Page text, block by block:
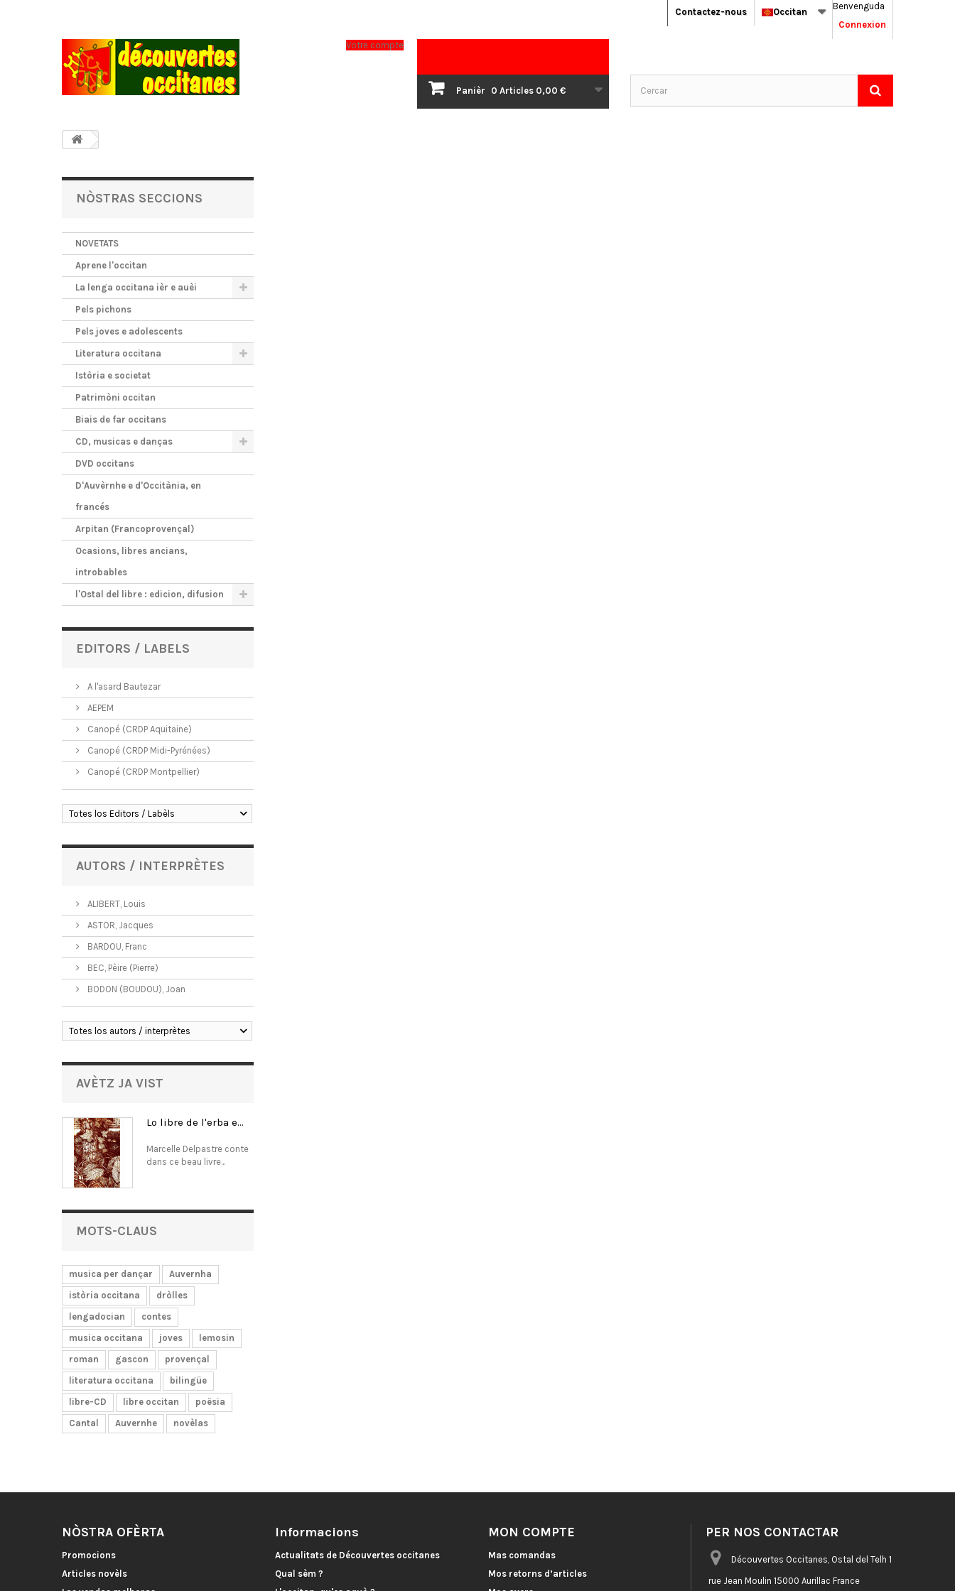
Benvenguda
Connexion
Occitan
Contactez-nous
Panièr 0 Articles 0,00 €
Votre compte
NÒSTRAS SECCIONS
NOVETATS
Aprene l'occitan
La lenga occitana ièr e auèi
Pels pichons
Pels joves e adolescents
Literatura occitana
Istòria e societat
Patrimòni occitan
Biais de far occitans
CD, musicas e danças
DVD occitans
D'Auvèrnhe e d'Occitània, en
francés
Arpitan (Francoprovençal)
Ocasions, libres ancians,
introbables
l'Ostal del libre : edicion, difusion
EDITORS / LABELS
A l'asard Bautezar
AEPEM
Canopé (CRDP Aquitaine)
Canopé (CRDP Midi-Pyrénées)
Canopé (CRDP Montpellier)
Totes los Editors / Labèls
AUTORS / INTERPRÈTES
ALIBERT, Louis
ASTOR, Jacques
BARDOU, Franc
BEC, Pèire (Pierre)
BODON (BOUDOU), Joan
Totes los autors / interprètes
AVÈTZ JA VIST
Lo libre de l'erba e...
Marcelle Delpastre conte
dans ce beau livre...
MOTS-CLAUS
musica per dançar
Auvernha
istòria occitana
dròlles
lengadocian
contes
musica occitana
joves
lemosin
roman
gascon
provençal
literatura occitana
bilingüe
libre-CD
libre occitan
poësia
Cantal
Auvernhe novèlas
NÒSTRA OFÈRTA
Promocions
Articles novèls
Informacions
Actualitats de Découvertes occitanes
Qual sèm ?
MON COMPTE
Mas comandas
Mos retorns d’articles
PER NOS CONTACTAR
Découvertes Occitanes, Ostal del Telh 1
rue Jean Moulin 15000 Aurillac France